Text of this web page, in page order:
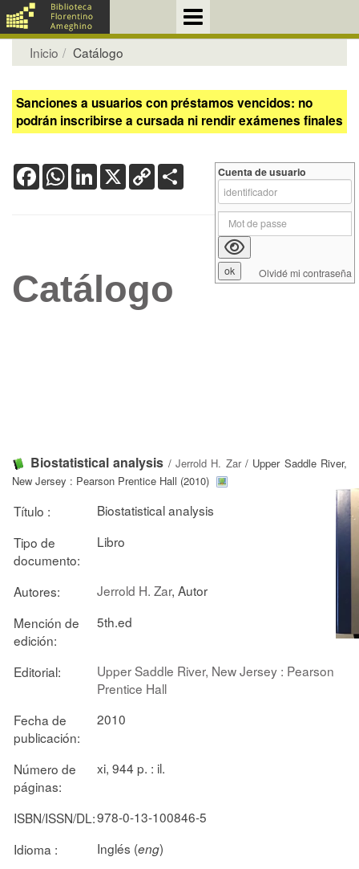
Inicio Catálogo
Sanciones a usuarios con préstamos vencidos: no
podrán inscribirse a cursada ni rendir exámenes finales
FacebookWhatsApp
LinkedIn
X Copy
Link
Catálogo
Biostatistical analysis /Jerrold H. Zar/ Upper Saddle River,
New Jersey : Pearson Prentice Hall (2010)
Título :
Biostatistical analysis
Tipo de
documento:
Libro
Autores: Jerrold H. Zar, Autor
Mención de
edición:
5th.ed
Editorial:
Upper Saddle River, New Jersey : Pearson
Prentice Hall
Fecha de
publicación:
2010
Número de
páginas:
xi, 944 p. : il.
ISBN/ISSN/DL:978-0-13-100846-5
Idioma :
Inglés (eng)
Cuenta de usuario
Olvidé mi contraseña